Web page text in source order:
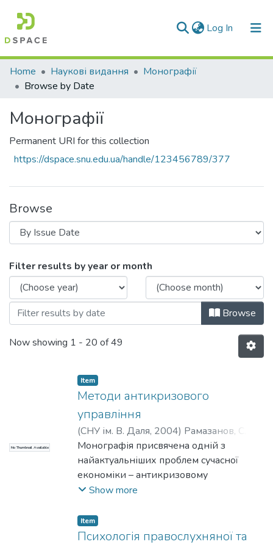
Log In (current)
Communities & Collections
All of DSpace
Home Наукові видання
Монографії
Browse by Date
Монографії
Permanent URI for this collection
https://dspace.snu.edu.ua/handle/123456789/377
Browse
Browsing Монографії by Issue Date
Filter results by year or month
Browse
Now showing 1 - 20 of 49
No Thumbnail Available
Item
Методи антикризового
управління
(СНУ ім. В. Даля, 2004) Рамазанов, С. К.
Степаненко, О. П.;Тимашова, Л. А.
Монографія присвячена одній з
найактуальніших проблем сучасної
економіки – антикризовому
управлінню підприємством.
прикладні за-дачі антикризового
управління, що полягають у запобіганні
Show more
Item
Психологія правослухняної та